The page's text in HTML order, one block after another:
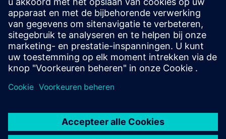
internationale Industrial Ethernet-standaarden.
Naar de cursussen